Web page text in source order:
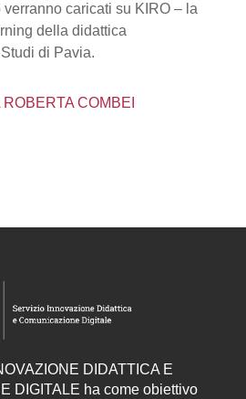
caricati su KIRO – la
della didattica
di Pavia.
COMBEI
DIDATTICA E
DIGITALE ha come obiettivo